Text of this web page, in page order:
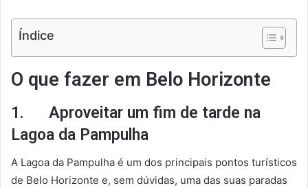
Índice
O que fazer em Belo Horizonte
1. Aproveitar um fim de tarde na
Lagoa da Pampulha
A Lagoa da Pampulha é um dos principais pontos turísticos
de Belo Horizonte e, sem dúvidas, uma das suas paradas